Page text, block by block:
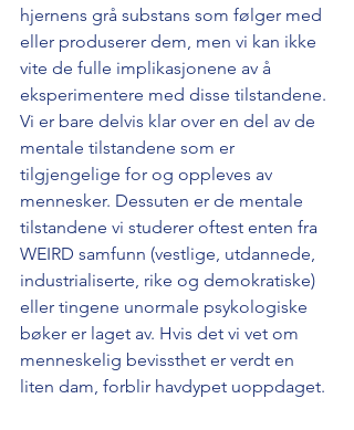
hjernens grå substans som følger med
eller produserer dem, men vi kan ikke
vite de fulle implikasjonene av å
eksperimentere med disse tilstandene.
Vi er bare delvis klar over en del av de
mentale tilstandene som er
tilgjengelige for og oppleves av
mennesker. Dessuten er de mentale
tilstandene vi studerer oftest enten fra
WEIRD samfunn (vestlige, utdannede,
industrialiserte, rike og demokratiske)
eller tingene unormale psykologiske
bøker er laget av. Hvis det vi vet om
menneskelig bevissthet er verdt en
liten dam, forblir havdypet uoppdaget.